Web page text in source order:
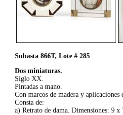
Subasta 866T, Lote # 285
Dos miniaturas.
Siglo XX.
Pintadas a mano.
Con marcos de madera y
Consta de:
a) Retrato de dama. Dimensiones: 9